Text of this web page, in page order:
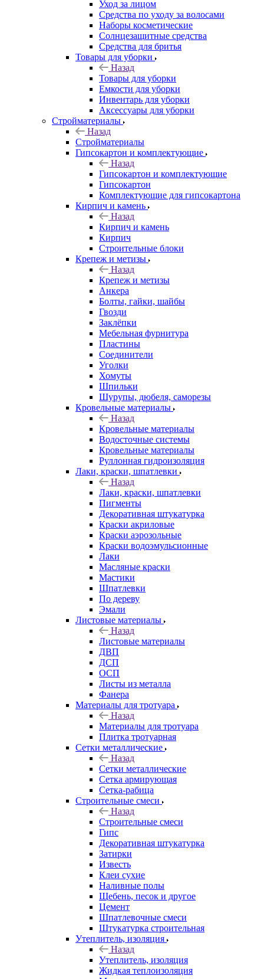
Уход за лицом
Средства по уходу за волосами
Наборы косметические
Солнцезащитные средства
Средства для бритья
Товары для уборки
Назад
Товары для уборки
Емкости для уборки
Инвентарь для уборки
Аксессуары для уборки
Стройматериалы
Назад
Стройматериалы
Гипсокартон и комплектующие
Назад
Гипсокартон и комплектующие
Гипсокартон
Комплектующие для гипсокартона
Кирпич и камень
Назад
Кирпич и камень
Кирпич
Строительные блоки
Крепеж и метизы
Назад
Крепеж и метизы
Анкера
Болты, гайки, шайбы
Гвозди
Заклёпки
Мебельная фурнитура
Пластины
Соединители
Уголки
Хомуты
Шпильки
Шурупы, дюбеля, саморезы
Кровельные материалы
Назад
Кровельные материалы
Водосточные системы
Кровельные материалы
Руллонная гидроизоляция
Лаки, краски, шпатлевки
Назад
Лаки, краски, шпатлевки
Пигменты
Декоративная штукатурка
Краски акриловые
Краски аэрозольные
Краски водоэмульсионные
Лаки
Масляные краски
Мастики
Шпатлевки
По дереву
Эмали
Листовые материалы
Назад
Листовые материалы
ДВП
ДСП
ОСП
Листы из металла
Фанера
Материалы для тротуара
Назад
Материалы для тротуара
Плитка тротуарная
Сетки металлические
Назад
Сетки металлические
Сетка армирующая
Сетка-рабица
Строительные смеси
Назад
Строительные смеси
Гипс
Декоративная штукатурка
Затирки
Известь
Клеи сухие
Наливные полы
Щебень, песок и другое
Цемент
Шпатлевочные смеси
Штукатурка строительная
Утеплитель, изоляция
Назад
Утеплитель, изоляция
Жидкая теплоизоляция